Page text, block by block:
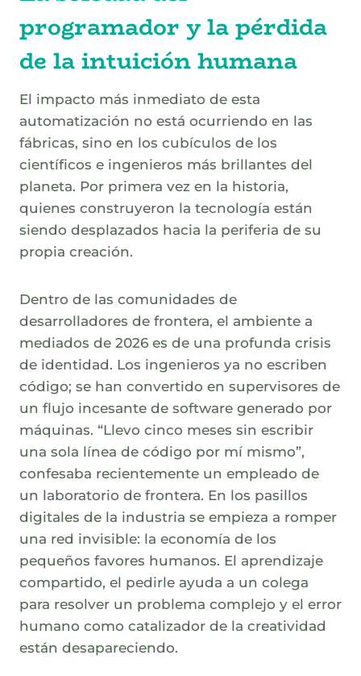
programador y la pérdida
de la intuición humana
El impacto más inmediato de esta
automatización no está ocurriendo en las
fábricas, sino en los cubículos de los
científicos e ingenieros más brillantes del
planeta. Por primera vez en la historia,
quienes construyeron la tecnología están
siendo desplazados hacia la periferia de su
propia creación.
Dentro de las comunidades de
desarrolladores de frontera, el ambiente a
mediados de 2026 es de una profunda crisis
de identidad. Los ingenieros ya no escriben
código; se han convertido en supervisores de
un flujo incesante de software generado por
máquinas. “Llevo cinco meses sin escribir
una sola línea de código por mí mismo”,
confesaba recientemente un empleado de
un laboratorio de frontera. En los pasillos
digitales de la industria se empieza a romper
una red invisible: la economía de los
pequeños favores humanos. El aprendizaje
compartido, el pedirle ayuda a un colega
para resolver un problema complejo y el error
humano como catalizador de la creatividad
están desapareciendo.